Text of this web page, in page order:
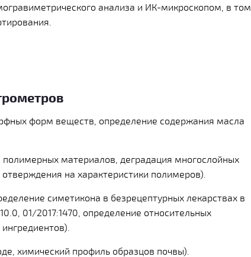
анализа и ИК-микроскопом, в том
форм веществ, определение содержания масла
материалов, деградация многослойных
на характеристики полимеров).
симетикона в безрецептурных лекарствах в
01/2017:1470, определение относительных
химический профиль образцов почвы).